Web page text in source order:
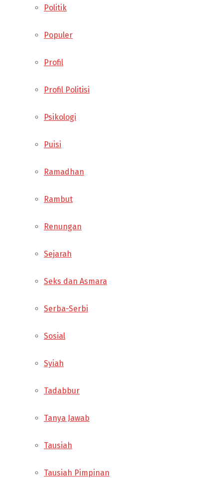
Politik
Populer
Profil
Profil Politisi
Psikologi
Puisi
Ramadhan
Rambut
Renungan
Sejarah
Seks dan Asmara
Serba-Serbi
Sosial
Syiah
Tadabbur
Tanya Jawab
Tausiah
Tausiah Pimpinan